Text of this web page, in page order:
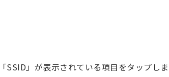
SSID」が表示されている項目をタップし